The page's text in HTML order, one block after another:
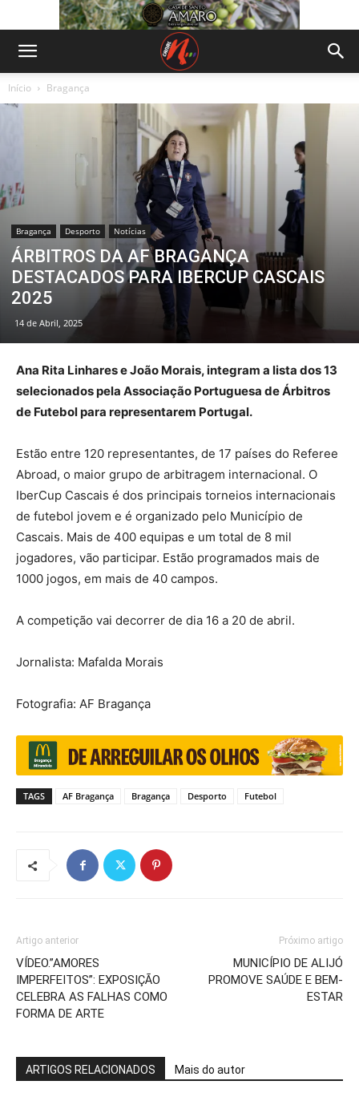
Início Bragança
Bragança Desporto Notícias
ÁRBITROS DA AF BRAGANÇA
DESTACADOS PARA IBERCUP CASCAIS
2025
14 de Abril, 2025
Ana Rita Linhares e João Morais, integram a lista dos 13
selecionados pela Associação Portuguesa de Árbitros
de Futebol para representarem Portugal.
Estão entre 120 representantes, de 17 países do Referee
Abroad, o maior grupo de arbitragem internacional. O
IberCup Cascais é dos principais torneios internacionais
de futebol jovem e é organizado pelo Município de
Cascais. Mais de 400 equipas e um total de 8 mil
jogadores, vão participar. Estão programados mais de
1000 jogos, em mais de 40 campos.
A competição vai decorrer de dia 16 a 20 de abril.
Jornalista: Mafalda Morais
Fotografia: AF Bragança
TAGS AF Bragança Bragança Desporto Futebol
Artigo anterior
VÍDEO.”AMORES
IMPERFEITOS”: EXPOSIÇÃO
CELEBRA AS FALHAS COMO
FORMA DE ARTE
Próximo artigo
MUNICÍPIO DE ALIJÓ
PROMOVE SAÚDE E BEM-
ESTAR
ARTIGOS RELACIONADOS Mais do autor